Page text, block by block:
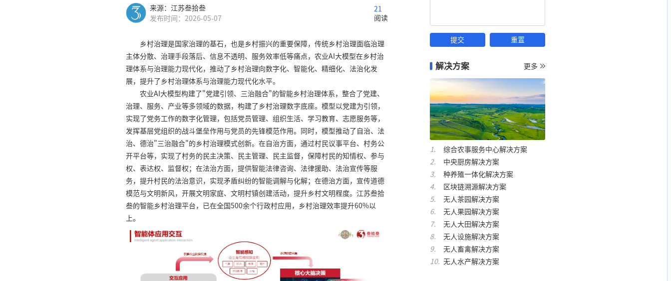
来源：江苏叁拾叁
发布时间：2026-05-07
21
阅读
乡村治理是国家治理的基石，也是乡村振兴的重要保障，传统乡村治理面临治理
主体分散、治理手段落后、信息不透明、服务效率低等痛点，农业AI大模型在乡村治
理体系与治理能力现代化，推动了乡村治理向数字化、智能化、精细化、法治化发
展，提升了乡村治理体系与治理能力现代化水平。
农业AI大模型构建了"党建引领、三治融合"的智能乡村治理体系，整合了党建、
治理、服务、产业等多领域的数据，构建了乡村治理数字底座。模型以党建为引领，
实现了党务工作的数字化管理，包括党员管理、组织生活、学习教育、志愿服务等，
发挥基层党组织的战斗堡垒作用与党员的先锋模范作用。同时，模型推动了自治、法
治、德治"三治融合"的乡村治理模式创新。在自治方面，通过村民议事平台、村务公
开平台等，实现了村务的民主决策、民主管理、民主监督，保障村民的知情权、参与
权、表达权、监督权；在法治方面，提供智能法律咨询、法律援助、法治宣传等服
务，提升村民的法治意识，实现矛盾纠纷的智能调解与化解；在德治方面，宣传道德
模范与文明新风，开展文明家庭、文明村镇创建活动，提升乡村文明程度。江苏叁拾
叁的智能乡村治理平台，已在全国500余个行政村应用，乡村治理效率提升60%以
上。
解决方案 更多
综合农事服务中心解决方案
中央厨房解决方案
种养殖一体化解决方案
区块链溯源解决方案
无人茶园解决方案
无人果园解决方案
无人大田解决方案
无人设施解决方案
无人畜禽解决方案
无人水产解决方案